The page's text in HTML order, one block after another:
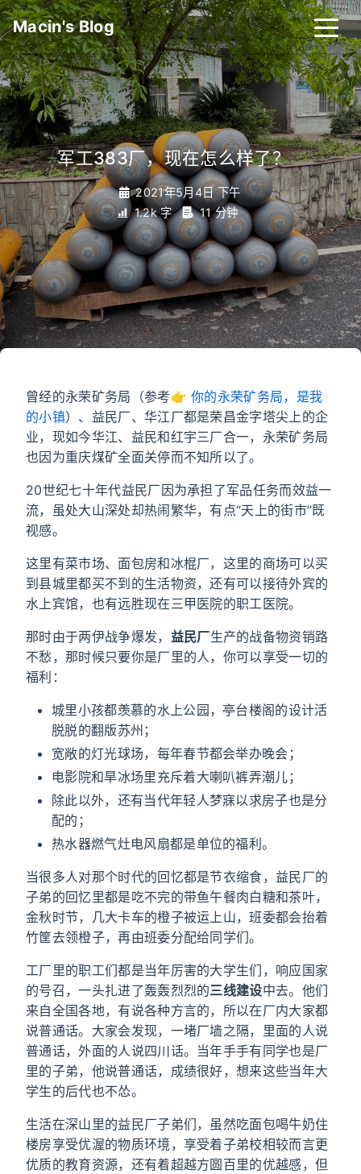
Macin's Blog
军工383厂，现在怎么样了？_
2021年5月4日 下午
1.2k 字
11 分钟
曾经的永荣矿务局（参考👉你的永荣矿务局，是我
的小镇）、益民厂、华江厂都是荣昌金字塔尖上的企
业，现如今华江、益民和红宇三厂合一，永荣矿务局
也因为重庆煤矿全面关停而不知所以了。
20世纪七十年代益民厂因为承担了军品任务而效益一
流，虽处大山深处却热闹繁华，有点“天上的街市”既
视感。
这里有菜市场、面包房和冰棍厂，这里的商场可以买
到县城里都买不到的生活物资，还有可以接待外宾的
水上宾馆，也有远胜现在三甲医院的职工医院。
那时由于两伊战争爆发， 益民厂生产的战备物资销路
不愁，那时候只要你是厂里的人，你可以享受一切的
福利：
城里小孩都羡慕的水上公园，亭台楼阁的设计活
脱脱的翻版苏州；
宽敞的灯光球场，每年春节都会举办晚会；
电影院和旱冰场里充斥着大喇叭裤弄潮儿；
除此以外，还有当代年轻人梦寐以求房子也是分
配的；
热水器燃气灶电风扇都是单位的福利。
当很多人对那个时代的回忆都是节衣缩食，益民厂的
子弟的回忆里都是吃不完的带鱼午餐肉白糖和茶叶，
金秋时节，几大卡车的橙子被运上山，班委都会抬着
竹筐去领橙子，再由班委分配给同学们。
工厂里的职工们都是当年厉害的大学生们，响应国家
的号召，一头扎进了轰轰烈烈的三线建设中去。他们
来自全国各地，有说各种方言的，所以在厂内大家都
说普通话。大家会发现，一堵厂墙之隔，里面的人说
普通话，外面的人说四川话。当年手手有同学也是厂
里的子弟，他说普通话，成绩很好，想来这些当年大
学生的后代也不怂。
生活在深山里的益民厂子弟们，虽然吃面包喝牛奶住
楼房享受优渥的物质环境，享受着子弟校相较而言更
优质的教育资源，还有着超越方圆百里的优越感，但